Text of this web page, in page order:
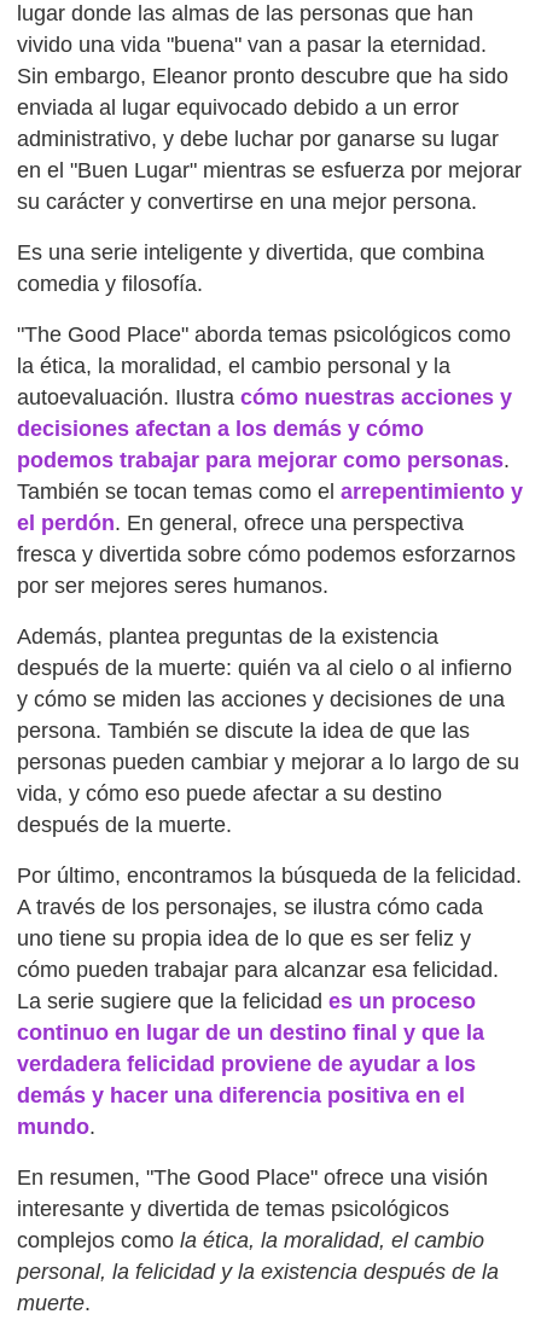
lugar donde las almas de las personas que han
vivido una vida "buena" van a pasar la eternidad.
Sin embargo, Eleanor pronto descubre que ha sido
enviada al lugar equivocado debido a un error
administrativo, y debe luchar por ganarse su lugar
en el "Buen Lugar" mientras se esfuerza por mejorar
su carácter y convertirse en una mejor persona.
Es una serie inteligente y divertida, que combina
comedia y filosofía.
"The Good Place" aborda temas psicológicos como
la ética, la moralidad, el cambio personal y la
autoevaluación. Ilustracómo nuestras acciones y
decisiones afectan a los demás y cómo
podemos trabajar para mejorar como personas.
También se tocan temas como elarrepentimiento y
el perdón. En general, ofrece una perspectiva
fresca y divertida sobre cómo podemos esforzarnos
por ser mejores seres humanos.
Además, plantea preguntas de la existencia
después de la muerte: quién va al cielo o al infierno
y cómo se miden las acciones y decisiones de una
persona. También se discute la idea de que las
personas pueden cambiar y mejorar a lo largo de su
vida, y cómo eso puede afectar a su destino
después de la muerte.
Por último, encontramos la búsqueda de la felicidad.
A través de los personajes, se ilustra cómo cada
uno tiene su propia idea de lo que es ser feliz y
cómo pueden trabajar para alcanzar esa felicidad.
La serie sugiere que la felicidades un proceso
continuo en lugar de un destino final y que la
verdadera felicidad proviene de ayudar a los
demás y hacer una diferencia positiva en el
mundo.
En resumen, "The Good Place" ofrece una visión
interesante y divertida de temas psicológicos
complejos comola ética, la moralidad, el cambio
personal, la felicidad y la existencia después de la
muerte.